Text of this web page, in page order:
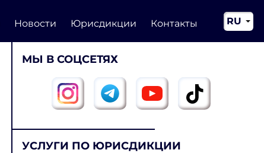
Новости Юрисдикции Контакты
RU
EN
МЫ В СОЦСЕТЯХ
УСЛУГИ ПО ЮРИСДИКЦИИ